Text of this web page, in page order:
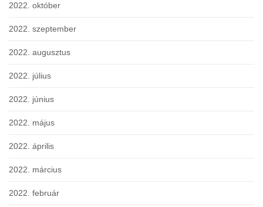
2022. október
2022. szeptember
2022. augusztus
2022. július
2022. június
2022. május
2022. április
2022. március
2022. február